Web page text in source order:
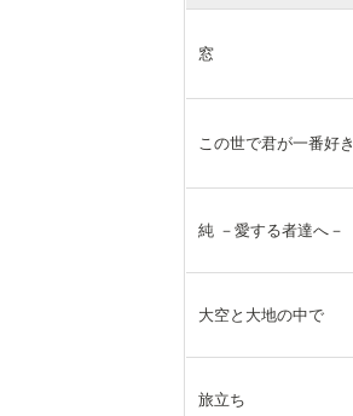
窓
この世で君が一番好き
純 －愛する者達へ－
大空と大地の中で
旅立ち